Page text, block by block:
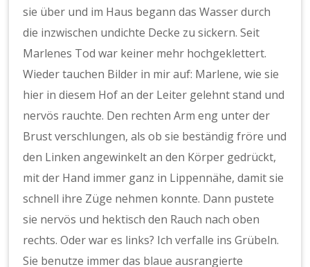
sie über und im Haus begann das Wasser durch
die inzwischen undichte Decke zu sickern. Seit
Marlenes Tod war keiner mehr hochgeklettert.
Wieder tauchen Bilder in mir auf: Marlene, wie sie
hier in diesem Hof an der Leiter gelehnt stand und
nervös rauchte. Den rechten Arm eng unter der
Brust verschlungen, als ob sie beständig fröre und
den Linken angewinkelt an den Körper gedrückt,
mit der Hand immer ganz in Lippennähe, damit sie
schnell ihre Züge nehmen konnte. Dann pustete
sie nervös und hektisch den Rauch nach oben
rechts. Oder war es links? Ich verfalle ins Grübeln.
Sie benutze immer das blaue ausrangierte